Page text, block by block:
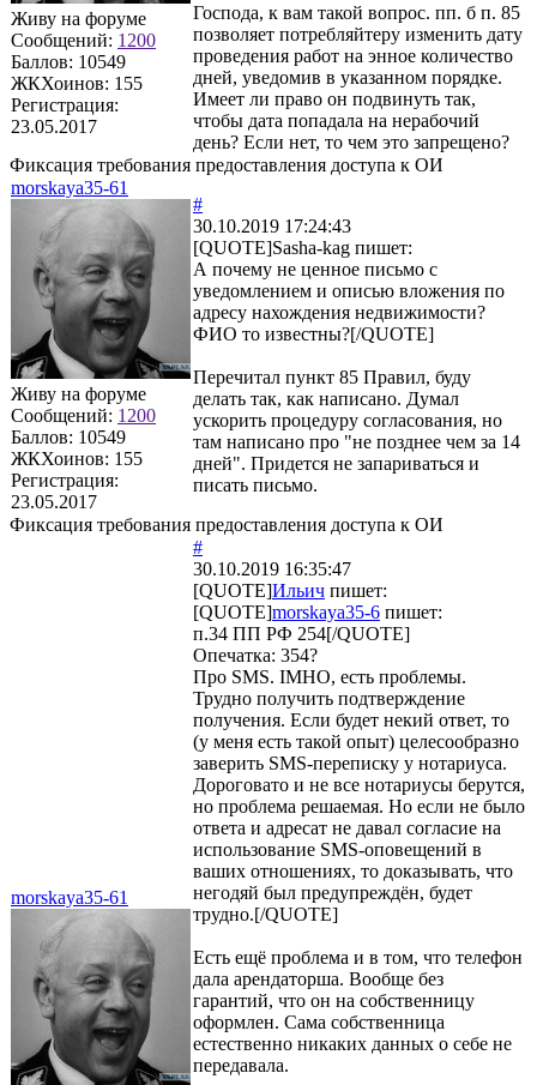
Живу на форуме
Сообщений: 1200
Баллов: 10549
ЖКХоинов: 155
Регистрация:
23.05.2017
Господа, к вам такой вопрос. пп. б п. 85
позволяет потребляйтеру изменить дату
проведения работ на энное количество
дней, уведомив в указанном порядке.
Имеет ли право он подвинуть так,
чтобы дата попадала на нерабочий
день? Если нет, то чем это запрещено?
Фиксация требования предоставления доступа к ОИ
morskaya35-61
Живу на форуме
Сообщений: 1200
Баллов: 10549
ЖКХоинов: 155
Регистрация:
23.05.2017
#
30.10.2019 17:24:43
[QUOTE]Sasha-kag пишет:
А почему не ценное письмо с
уведомлением и описью вложения по
адресу нахождения недвижимости?
ФИО то известны?[/QUOTE]
Перечитал пункт 85 Правил, буду
делать так, как написано. Думал
ускорить процедуру согласования, но
там написано про "не позднее чем за 14
дней". Придется не запариваться и
писать письмо.
Фиксация требования предоставления доступа к ОИ
morskaya35-61
#
30.10.2019 16:35:47
[QUOTE]Ильич пишет:
[QUOTE]morskaya35-6 пишет:
п.34 ПП РФ 254[/QUOTE]
Опечатка: 354?
Про SMS. IMHO, есть проблемы.
Трудно получить подтверждение
получения. Если будет некий ответ, то
(у меня есть такой опыт) целесообразно
заверить SMS-переписку у нотариуса.
Дороговато и не все нотариусы берутся,
но проблема решаемая. Но если не было
ответа и адресат не давал согласие на
использование SMS-оповещений в
ваших отношениях, то доказывать, что
негодяй был предупреждён, будет
трудно.[/QUOTE]
Есть ещё проблема и в том, что телефон
дала арендаторша. Вообще без
гарантий, что он на собственницу
оформлен. Сама собственница
естественно никаких данных о себе не
передавала.